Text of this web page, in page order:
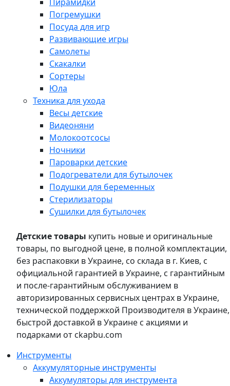
Погремушки
Посуда для игр
Развивающие игры
Самолеты
Скакалки
Сортеры
Юла
Техника для ухода
Весы детские
Видеоняни
Молокоотсосы
Ночники
Пароварки детские
Подогреватели для бутылочек
Подушки для беременных
Стерилизаторы
Сушилки для бутылочек
Детские товары купить новые и оригинальные
товары, по выгодной цене, в полной комплектации,
без распаковки в Украине, со склада в г. Киев, с
официальной гарантией в Украине, с гарантийным
и после-гарантийным обслуживанием в
авторизированных сервисных центрах в Украине,
технической поддержкой Производителя в Украине,
быстрой доставкой в Украине с акциями и
подарками от ckapbu.com
Инструменты
Аккумуляторные инструменты
Аккумуляторы для инструмента